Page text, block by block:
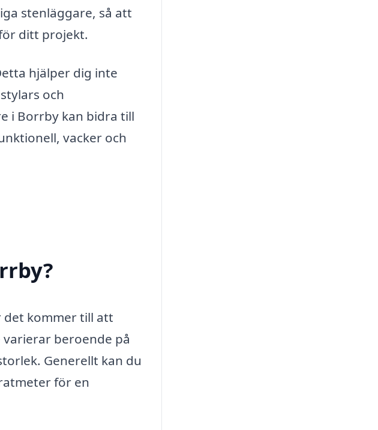
stenläggare, så att
ditt projekt.
hjälper dig inte
och
i Borrby kan bidra till
vacker och
det kommer till att
beroende på
Generellt kan du
för en